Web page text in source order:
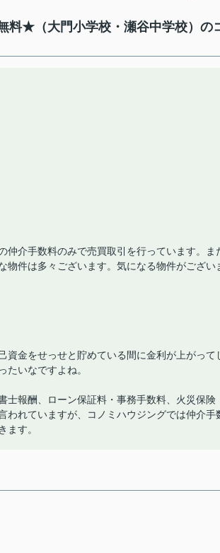
料★（大門小学校・瀬谷中学校）の
仲介手数料のみで売買取引を行っています。ま
物件は多々ございます。気になる物件がござい
資金をせっせと貯めている間に金利が上がって
たいなですよね。
士報酬、ローン保証料・事務手数料、火災保険
われていますが、コノミハウジングでは仲介手
ます。